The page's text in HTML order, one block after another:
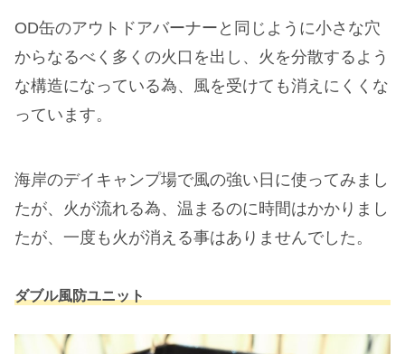
OD缶のアウトドアバーナーと同じように小さな穴
からなるべく多くの火口を出し、火を分散するよう
な構造になっている為、風を受けても消えにくくな
っています。
海岸のデイキャンプ場で風の強い日に使ってみまし
たが、火が流れる為、温まるのに時間はかかりまし
たが、一度も火が消える事はありませんでした。
ダブル風防ユニット